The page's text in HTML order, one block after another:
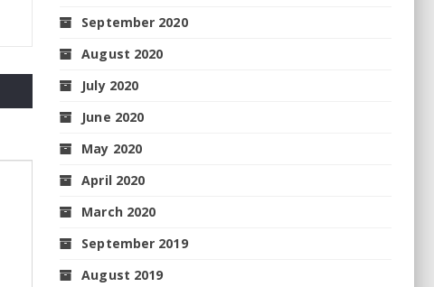
September 2020
August 2020
July 2020
June 2020
May 2020
April 2020
March 2020
September 2019
August 2019